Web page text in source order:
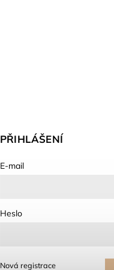
PŘIHLÁŠENÍ
E-mail
Heslo
Nová registrace